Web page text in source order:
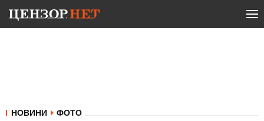
НОВИНИ ФОТО